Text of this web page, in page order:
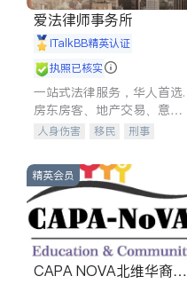
爱法律师事务所
iTalkBB精英认证
执照已核实
一站式法律服务，华人首选.
房东房客、地产交易、意外
伤害、车祸重伤、商业诉
建筑合同、刑事案件全包办
人身伤害 移民
刑事
信托/遗嘱
商业
索赔
律师-其它 保释
精英会员
CAPA NOVA北维华裔家